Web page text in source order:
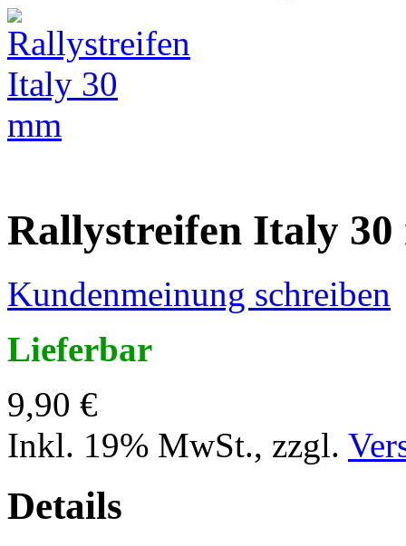
Rallystreifen Italy 30
Kundenmeinung schreiben
Lieferbar
9,90 €
Inkl. 19% MwSt., zzgl.
Details